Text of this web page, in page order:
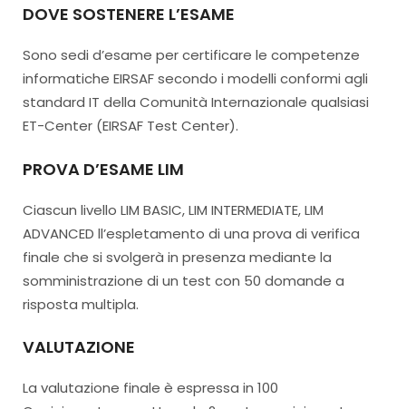
DOVE SOSTENERE L’ESAME
Sono sedi d’esame per certificare le competenze
informatiche EIRSAF secondo i modelli conformi agli
standard IT della Comunità Internazionale qualsiasi
ET-Center (EIRSAF Test Center).
PROVA D’ESAME LIM
Ciascun livello LIM BASIC, LIM INTERMEDIATE, LIM
ADVANCED ll’espletamento di una prova di verifica
finale che si svolgerà in presenza mediante la
somministrazione di un test con 50 domande a
risposta multipla.
VALUTAZIONE
La valutazione finale è espressa in 100